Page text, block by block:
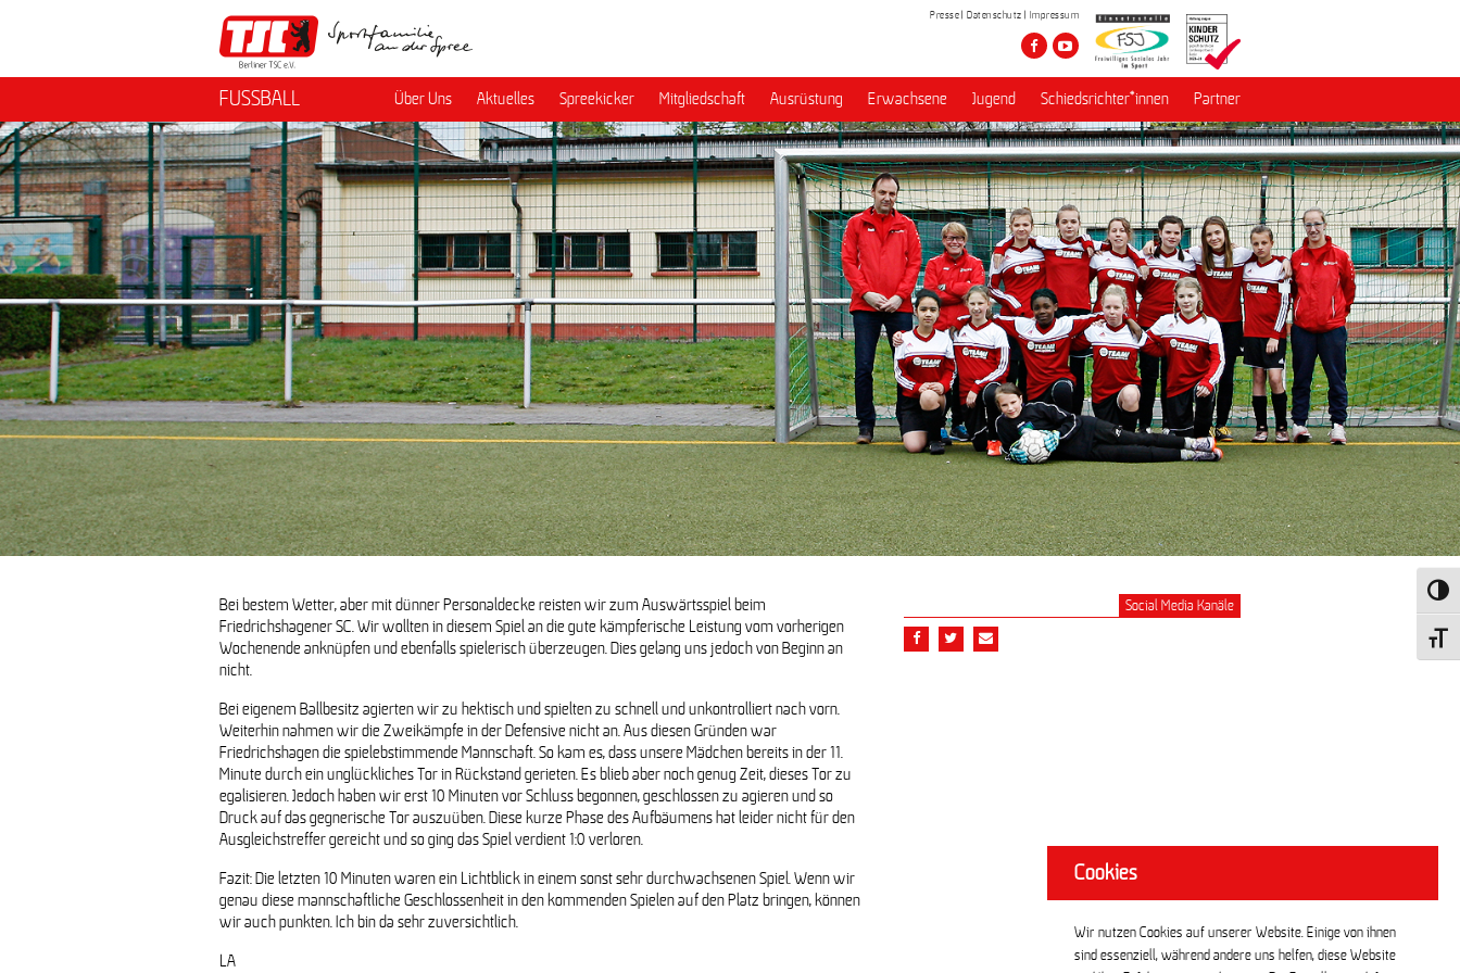
Presse Datenschutz Impressum
FUSSBALL Über Uns Aktuelles Spreekicker Mitgliedschaft Ausrüstung Erwachsene Jugend Schiedsrichter*innen Partner
D1-Mädchen zu Gast beim Friedrichshagener SC
D1-Mädchen verlieren 1:0 gegen den Friedrichshagener SC
Bei bestem Wetter, aber mit dünner Personaldecke reisten wir zum Auswärtsspiel beim
Friedrichshagener SC. Wir wollten in diesem Spiel an die gute kämpferische Leistung vom vorherigen
Wochenende anknüpfen und ebenfalls spielerisch überzeugen. Dies gelang uns jedoch von Beginn an
nicht.
Bei eigenem Ballbesitz agierten wir zu hektisch und spielten zu schnell und unkontrolliert nach vorn.
Weiterhin nahmen wir die Zweikämpfe in der Defensive nicht an. Aus diesen Gründen war
Friedrichshagen die spielebstimmende Mannschaft. So kam es, dass unsere Mädchen bereits in der 11.
Minute durch ein unglückliches Tor in Rückstand gerieten. Es blieb aber noch genug Zeit, dieses Tor zu
egalisieren. Jedoch haben wir erst 10 Minuten vor Schluss begonnen, geschlossen zu agieren und so
Druck auf das gegnerische Tor auszuüben. Diese kurze Phase des Aufbäumens hat leider nicht für den
Ausgleichstreffer gereicht und so ging das Spiel verdient 1:0 verloren.
Fazit: Die letzten 10 Minuten waren ein Lichtblick in einem sonst sehr durchwachsenen Spiel. Wenn wir
genau diese mannschaftliche Geschlossenheit in den kommenden Spielen auf den Platz bringen, können
wir auch punkten. Ich bin da sehr zuversichtlich.
LA
Social Media Kanäle
Cookies
Wir nutzen Cookies auf unserer Website. Einige von ihnen
sind essenziell, während andere uns helfen, diese Website